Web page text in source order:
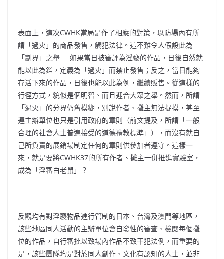
表面上，這次CWHK當局是作了相應的對策，以防場內有所
謂「過火」的商品發售，觸犯法律。這不難令人假設此為
「劃界」之舉──如果當日被審評為淫褻的作品，日後自然就
能以此為鑑，定義為「過火」而禁止發售；反之，當日能夠
存活下來的作品，日後也能以此為例，繼續販售。從這樣的
行徑方式，貌似是個明智、而且迎合大眾之舉。然而，所謂
「過火」的分界仍舊模糊，別說作者、攤主無法捉摸，甚至
連主辦單位也只是引用政府的章則（前文提及，所謂「一般
合理的社會人士普遍接受的道德禮教標準」），而沒有就自
己所負責的展銷場制定任何的章則供參加者遵守。這樣一
來，就是要將CWHK37的所有作者、攤主一併推進實驗室，
成為「淫審白老鼠」？
反觀均有對淫褻物品進行管制的日本、台灣及澳門等地區，
該些地區同人活動的主辦單位會自發性的審查、檢閱每個攤
位的作品，自行審批以致場內作品不致干犯法例，而重要的
是，該些團隊均是對於同人創作、文化有認知的人士，並非